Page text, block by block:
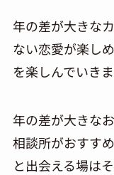
年の差が大きな
ない恋愛が楽し
を楽しんでいきま
年の差が大きな
相談所がおすす
と出会える場は